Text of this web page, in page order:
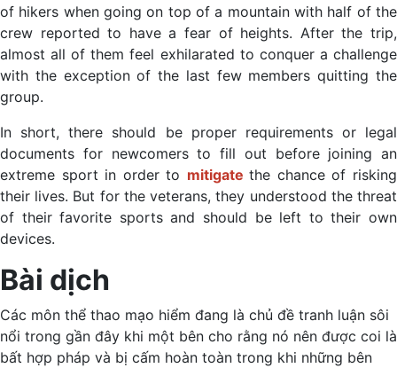
of hikers when going on top of a mountain with half of the
crew reported to have a fear of heights. After the trip,
almost all of them feel exhilarated to conquer a challenge
with the exception of the last few members quitting the
group.
In short, there should be proper requirements or legal
documents for newcomers to fill out before joining an
extreme sport in order to mitigatethe chance of risking
their lives. But for the veterans, they understood the threat
of their favorite sports and should be left to their own
devices.
Bài dịch
Các môn thể thao mạo hiểm đang là chủ đề tranh luận sôi
nổi trong gần đây khi một bên cho rằng nó nên được coi là
bất hợp pháp và bị cấm hoàn toàn trong khi những bên